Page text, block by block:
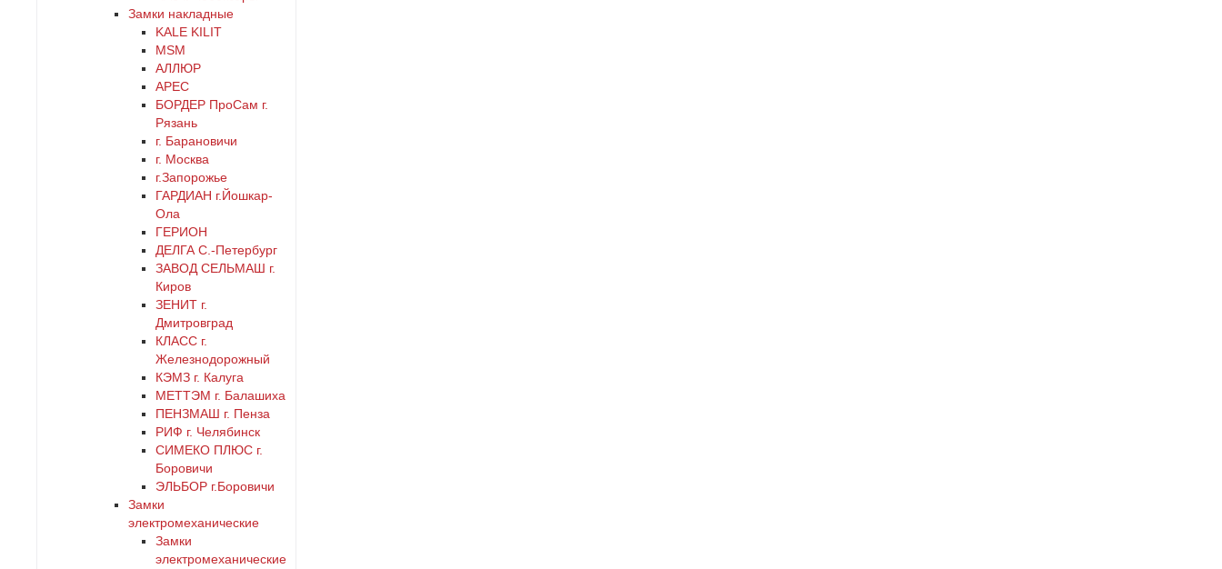
Замки накладные
KALE KILIT
MSM
АЛЛЮР
АРЕС
БОРДЕР ПроСам г.
Рязань
г. Барановичи
г. Москва
г.Запорожье
ГАРДИАН г.Йошкар-
Ола
ГЕРИОН
ДЕЛГА С.-Петербург
ЗАВОД СЕЛЬМАШ г.
Киров
ЗЕНИТ г.
Дмитровград
КЛАСС г.
Железнодорожный
КЭМЗ г. Калуга
МЕТТЭМ г. Балашиха
ПЕНЗМАШ г. Пенза
РИФ г. Челябинск
СИМЕКО ПЛЮС г.
Боровичи
ЭЛЬБОР г.Боровичи
Замки
электромеханические
Замки
электромеханические